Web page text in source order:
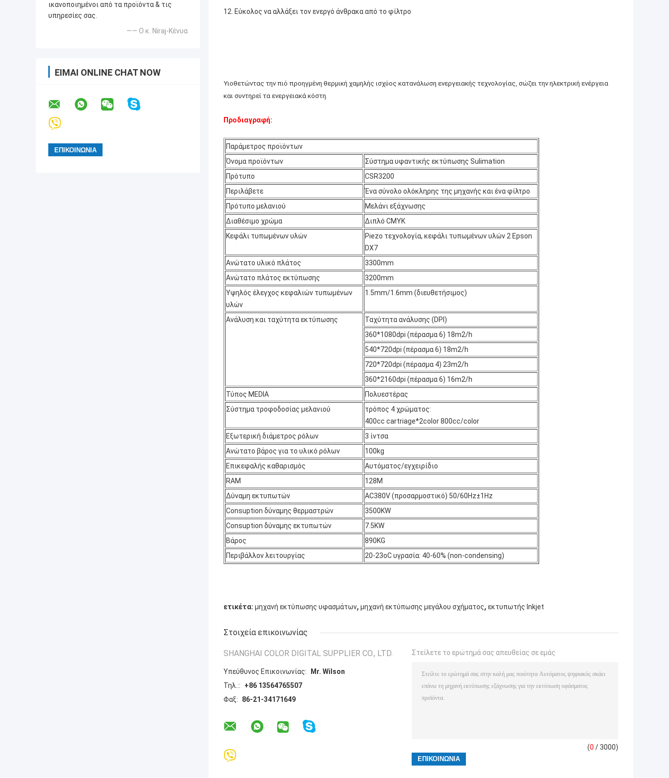
ικανοποιημένοι από τα προϊόντα & τις
υπηρεσίες σας.
—— Ο κ. Niraj-Κένυα
ΕΊΜΑΙ ONLINE CHAT NOW
12. Εύκολος να αλλάξει τον ενεργό άνθρακα από το φίλτρο
Υιοθετώντας την πιό προηγμένη θερμική χαμηλής ισχύος κατανάλωση ενεργειακής τεχνολογίας, σώζει την ηλεκτρική ενέργεια
και συντηρεί τα ενεργειακά κόστη.
Προδιαγραφή:
Παράμετρος προϊόντων
Όνομα προϊόντων
Σύστημα υφαντικής εκτύπωσης Sulimation
Πρότυπο
CSR3200
Περιλάβετε
Ένα σύνολο ολόκληρης της μηχανής και ένα φίλτρο
Πρότυπο μελανιού
Μελάνι εξάχνωσης
Διαθέσιμο χρώμα
Διπλό CMYK
Κεφάλι τυπωμένων υλών
Piezo τεχνολογία, κεφάλι τυπωμένων υλών 2 Epson
DX7
Ανώτατο υλικό πλάτος
3300mm
Ανώτατο πλάτος εκτύπωσης
3200mm
Υψηλός έλεγχος κεφαλιών τυπωμένων
υλών
1.5mm/1.6mm (διευθετήσιμος)
Ανάλυση και ταχύτητα εκτύπωσης
Ταχύτητα ανάλυσης (DPI)
360*1080dpi (πέρασμα 6) 18m2/h
540*720dpi (πέρασμα 6) 18m2/h
720*720dpi (πέρασμα 4) 23m2/h
360*2160dpi (πέρασμα 6) 16m2/h
Τύπος MEDIA
Πολυεστέρας
Σύστημα τροφοδοσίας μελανιού
τρόπος 4 χρώματος:
400cc cartriage*2color 800cc/color
Εξωτερική διάμετρος ρόλων
3 ίντσα
Ανώτατο βάρος για το υλικό ρόλων
100kg
Επικεφαλής καθαρισμός
Αυτόματος/εγχειρίδιο
RAM
128M
Δύναμη εκτυπωτών
AC380V (προσαρμοστικό) 50/60Hz±1Hz
Consuption δύναμης θερμαστρών
3500KW
Consuption δύναμης εκτυπωτών
7.5KW
Βάρος
890KG
Περιβάλλον λειτουργίας
20-23oC υγρασία: 40-60% (non-condensing)
ετικέτα: μηχανή εκτύπωσης υφασμάτων, μηχανή εκτύπωσης μεγάλου σχήματος, εκτυπωτής Inkjet
Στοιχεία επικοινωνίας
SHANGHAI COLOR DIGITAL SUPPLIER CO., LTD.
Υπεύθυνος Επικοινωνίας:
Mr. Wilson
Τηλ.::
+86 13564765507
Φαξ:
86-21-34171649
Στείλετε το ερώτημά σας απευθείας σε εμάς
(0 / 3000)